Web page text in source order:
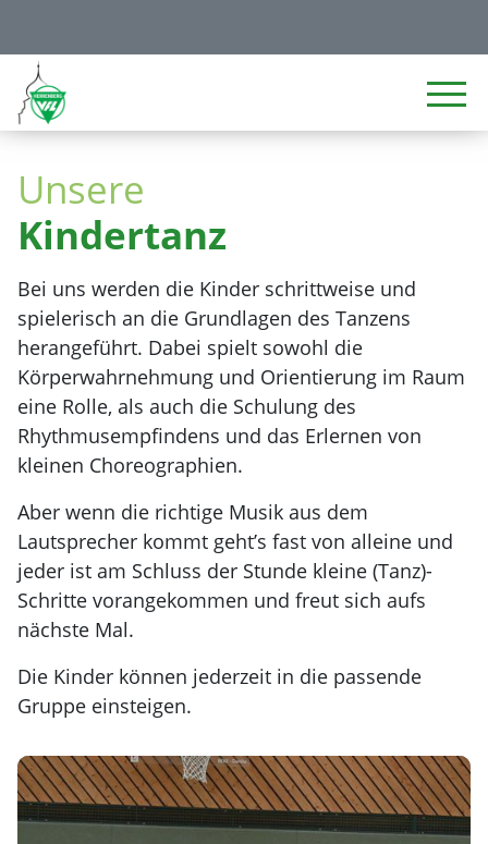
Unsere
Kindertanz
Bei uns werden die Kinder schrittweise und
spielerisch an die Grundlagen des Tanzens
herangeführt. Dabei spielt sowohl die
Körperwahrnehmung und Orientierung im Raum
eine Rolle, als auch die Schulung des
Rhythmusempfindens und das Erlernen von
kleinen Choreographien.
Aber wenn die richtige Musik aus dem
Lautsprecher kommt geht’s fast von alleine und
jeder ist am Schluss der Stunde kleine (Tanz)-
Schritte vorangekommen und freut sich aufs
nächste Mal.
Die Kinder können jederzeit in die passende
Gruppe einsteigen.